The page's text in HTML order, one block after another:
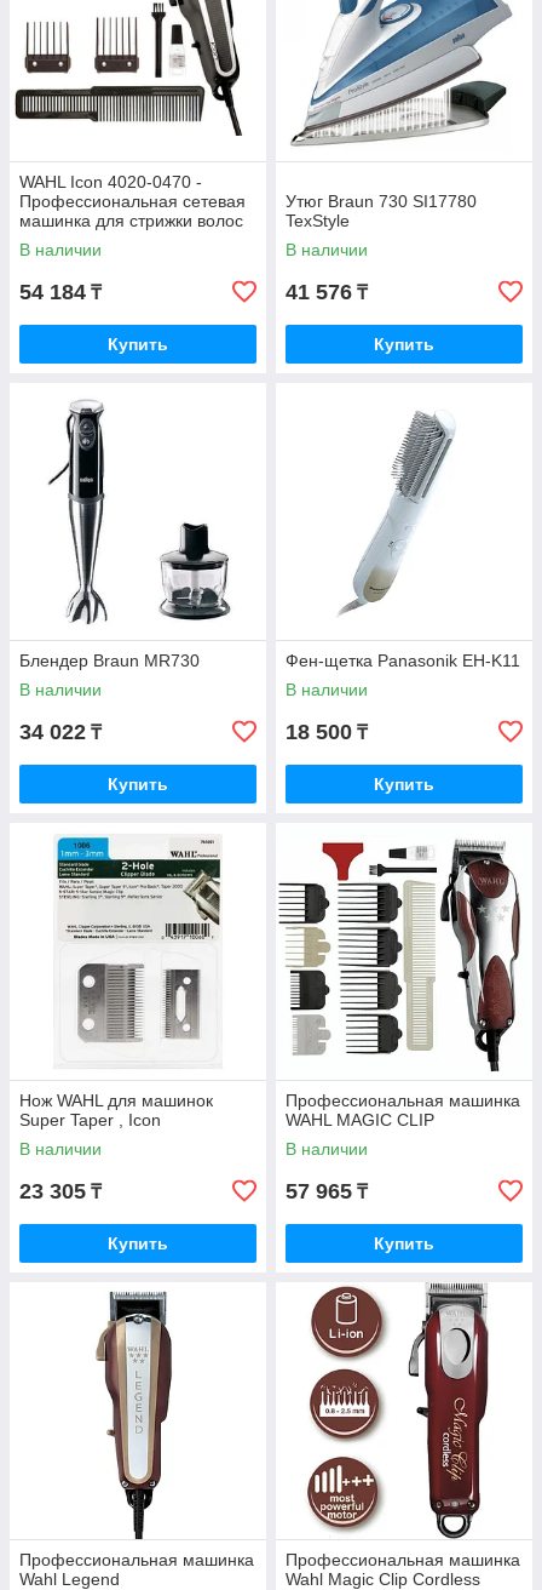
WAHL Icon 4020-0470 -
Профессиональная сетевая
машинка для стрижки волос
В наличии
54 184 ₸
Купить
Утюг Braun 730 SI17780
TexStyle
В наличии
41 576 ₸
Купить
Блендер Braun MR730
В наличии
34 022 ₸
Купить
Фен-щетка Panasonik EH-K11
В наличии
18 500 ₸
Купить
Нож WAHL для машинок
Super Taper , Icon
В наличии
23 305 ₸
Купить
Профессиональная машинка
WAHL MAGIC CLIP
В наличии
57 965 ₸
Купить
Профессиональная машинка
Wahl Legend
Профессиональная машинка
Wahl Magic Clip Cordless